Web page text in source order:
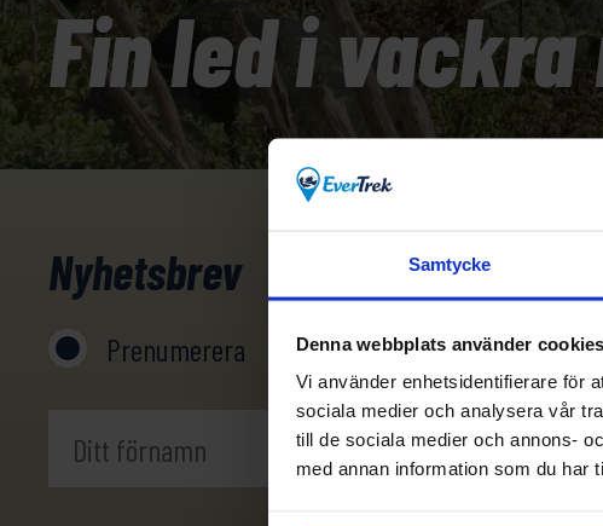
Samtycke
Denna webbplats använder cookies
Vi använder enhetsidentifierare för
sociala medier och analysera vår
till de sociala medier och annons-
med annan information som du har
Fin led i
Nyhetsbrev
Prenumerera Avprenumerera